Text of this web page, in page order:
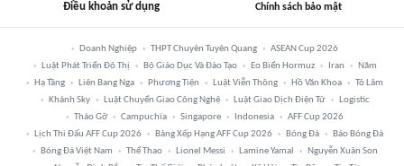
Điều khoản sử dụng Chính sách bảo mật
Doanh Nghiệp THPT Chuyên Tuyên Quang
ASEAN Cup 2026
Luật Phát Triển Đô Thị
Bộ Giáo Dục Và Đào Tạo Eo Biển Hormuz Iran
Năm
Hạ Tầng
Liên Bang Nga Phương Tiện Luật Viễn Thông Hồ Văn Khoa
Tô Lâm
Khánh Sky
Luật Chuyển Giao Công Nghệ Luật Giao Dịch Điện Tử
Logistic
Tháo Gỡ
Campuchia Singapore Indonesia
AFF Cup 2026
Lịch Thi Đấu AFF Cup 2026
Bảng Xếp Hạng AFF Cup 2026 Bóng Đá
Báo Bóng Đá
Bóng Đá Việt Nam
Thể Thao Lionel Messi Lamine Yamal
Nguyễn Xuân Son